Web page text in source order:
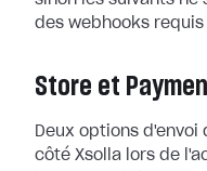
des webhooks requis
Store et
Deux options
côté Xsolla lors de